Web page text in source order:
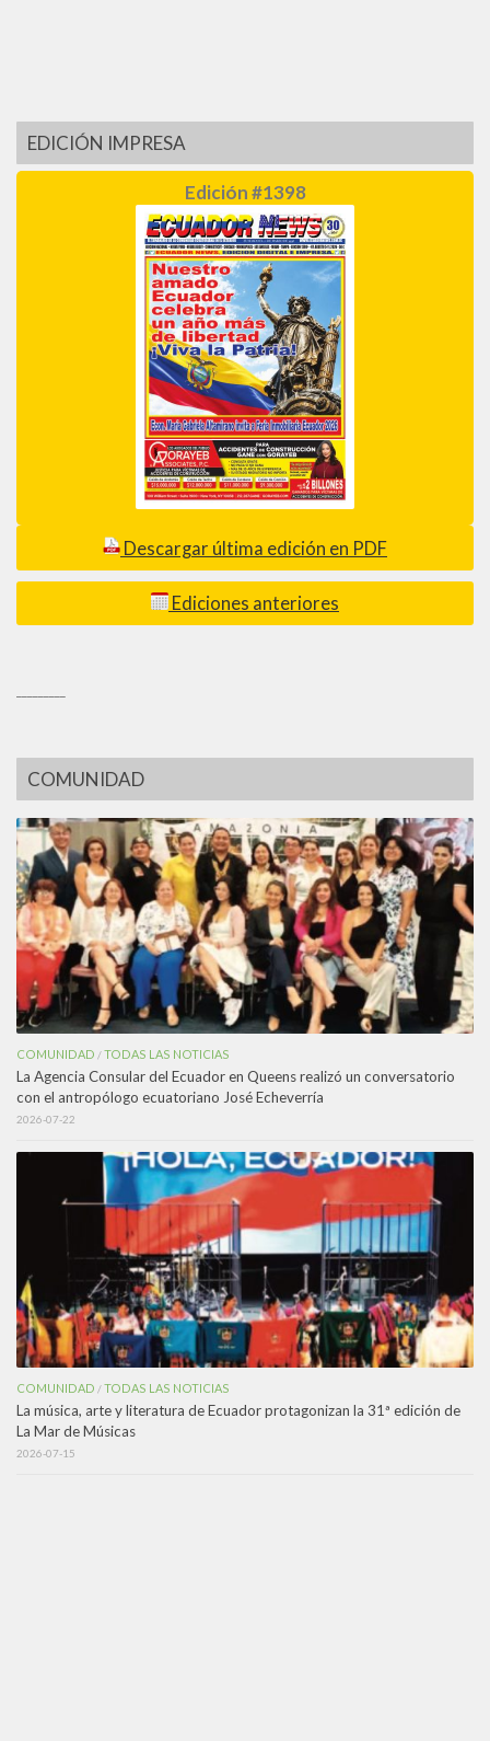
EDICIÓN IMPRESA
Edición #1398
Descargar última edición en PDF
Ediciones anteriores
COMUNIDAD
COMUNIDAD /TODAS LAS NOTICIAS
La Agencia Consular del Ecuador en Queens realizó un conversatorio
con el antropólogo ecuatoriano José Echeverría
2026-07-22
COMUNIDAD /TODAS LAS NOTICIAS
La música, arte y literatura de Ecuador protagonizan la 31ª edición de
La Mar de Músicas
2026-07-15